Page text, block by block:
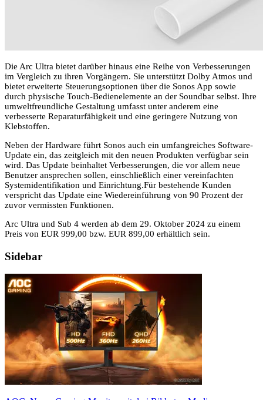
Die Arc Ultra bietet darüber hinaus eine Reihe von Verbesserungen
im Vergleich zu ihren Vorgängern. Sie unterstützt Dolby Atmos und
bietet erweiterte Steuerungsoptionen über die Sonos App sowie
durch physische Touch-Bedienelemente an der Soundbar selbst. Ihre
umweltfreundliche Gestaltung umfasst unter anderem eine
verbesserte Reparaturfähigkeit und eine geringere Nutzung von
Klebstoffen.
Neben der Hardware führt Sonos auch ein umfangreiches Software-
Update ein, das zeitgleich mit den neuen Produkten verfügbar sein
wird. Das Update beinhaltet Verbesserungen, die vor allem neue
Benutzer ansprechen sollen, einschließlich einer vereinfachten
Systemidentifikation und Einrichtung.Für bestehende Kunden
verspricht das Update eine Wiedereinführung von 90 Prozent der
zuvor vermissten Funktionen.
Arc Ultra und Sub 4 werden ab dem 29. Oktober 2024 zu einem
Preis von EUR 999,00 bzw. EUR 899,00 erhältlich sein.
Sidebar